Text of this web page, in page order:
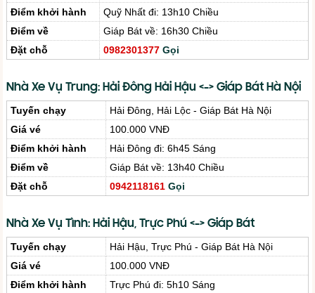
Điểm khởi hành
Quỹ Nhất đi: 13h10 Chiều
Điểm về
Giáp Bát về: 16h30 Chiều
Đặt chỗ
0982301377 Gọi
Nhà Xe Vụ Trung: Hải Đông Hải Hậu <-> Giáp Bát Hà Nội
Tuyến chạy
Hải Đông, Hải Lộc - Giáp Bát Hà Nội
Giá vé
100.000 VNĐ
Điểm khởi hành
Hải Đông đi: 6h45 Sáng
Điểm về
Giáp Bát về: 13h40 Chiều
Đặt chỗ
0942118161 Gọi
Nhà Xe Vụ Tình: Hải Hậu, Trực Phú <-> Giáp Bát
Tuyến chạy
Hải Hậu, Trực Phú - Giáp Bát Hà Nội
Giá vé
100.000 VNĐ
Điểm khởi hành
Trực Phú đi: 5h10 Sáng